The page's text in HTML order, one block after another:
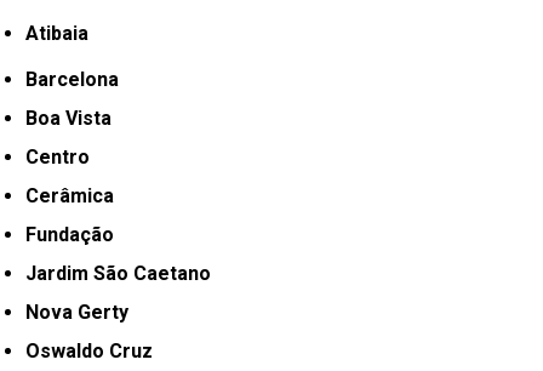
Atibaia
Barcelona
Boa Vista
Centro
Cerâmica
Fundação
Jardim São Caetano
Nova Gerty
Oswaldo Cruz